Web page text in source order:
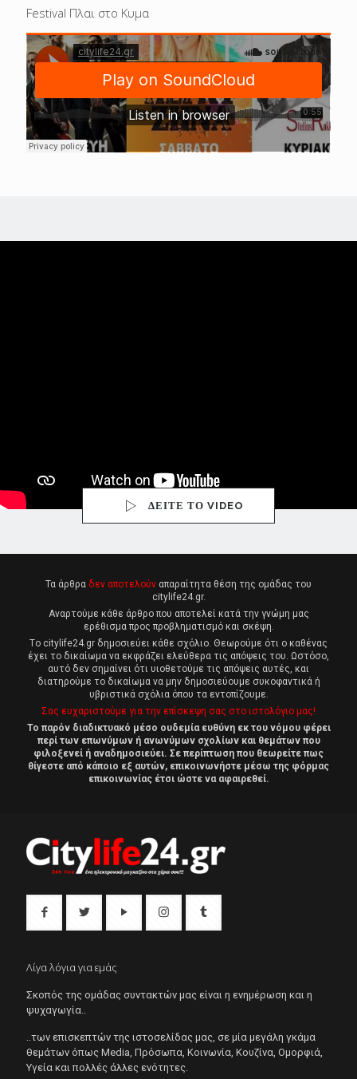
Festival Πλαι στο Κυμα
ΔΕΙΤΕ ΤΟ VIDEO
Τα άρθρα δεν αποτελούν απαραίτητα θέση της ομάδας του
citylife24.gr.
Αναρτούμε κάθε άρθρο που αποτελεί κατά την γνώμη μας
ερέθισμα προς προβληματισμό και σκέψη.
Tο citylife24.gr δημοσιεύει κάθε σχόλιο. Θεωρούμε ότι ο καθένας
έχει το δικαίωμα να εκφράζει ελεύθερα τις απόψεις του. Ωστόσο,
αυτό δεν σημαίνει ότι υιοθετούμε τις απόψεις αυτές, και
διατηρούμε το δικαίωμα να μην δημοσιεύουμε συκοφαντικά ή
υβριστικά σχόλια όπου τα εντοπίζουμε.
Σας ευχαριστούμε για την επίσκεψη σας στο ιστολόγιο μας!
Το παρόν διαδικτυακό μέσο ουδεμία ευθύνη εκ του νόμου φέρει
περί των επωνύμων ή ανωνύμων σχολίων και θεμάτων που
φιλοξενεί ή αναδημοσιεύει. Σε περίπτωση που θεωρείτε πως
θίγεστε από κάποιο εξ αυτών, επικοινωνήστε μέσω της φόρμας
επικοινωνίας έτσι ώστε να αφαιρεθεί.
Λίγα λόγια για εμάς
Σκοπός της ομάδας συντακτών μας είναι η ενημέρωση και η
ψυχαγωγία..
..των επισκεπτών της ιστοσελίδας μας, σε μία μεγάλη γκάμα
θεμάτων όπως Μedia, Πρόσωπα, Κοινωνία, Κουζίνα, Ομορφιά,
Υγεία και πολλές άλλες ενότητες.